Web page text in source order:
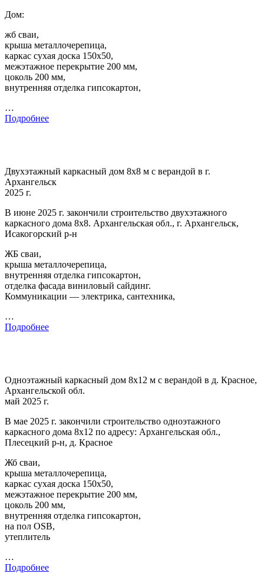
Дом:
жб сваи,
крыша металлочерепица,
каркас сухая доска 150х50,
межэтажное перекрытие 200 мм,
цоколь 200 мм,
внутренняя отделка гипсокартон,
…
Подробнее
Двухэтажный каркасный дом 8х8 м с верандой в г.
Архангельск
2025 г.
В июне 2025 г. закончили строительство двухэтажного
каркасного дома 8х8. Архангельская обл., г. Архангельск,
Исакогорский р-н
ЖБ сваи,
крыша металлочерепица,
внутренняя отделка гипсокартон,
отделка фасада виниловый сайдинг.
Коммуникации — электрика, сантехника,
…
Подробнее
Одноэтажный каркасный дом 8х12 м с верандой в д. Красное,
Архангельской обл.
май 2025 г.
В мае 2025 г. закончили строительство одноэтажного
каркасного дома 8х12 по адресу: Архангельская обл.,
Плесецкий р-н, д. Красное
Жб сваи,
крыша металлочерепица,
каркас сухая доска 150х50,
межэтажное перекрытие 200 мм,
цоколь 200 мм,
внутренняя отделка гипсокартон,
на пол OSB,
утеплитель
…
Подробнее